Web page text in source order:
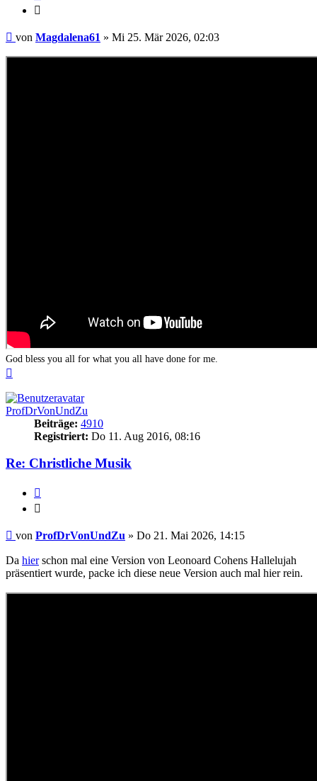
Beitrag
von Magdalena61 » Mi 25. Mär 2026, 02:03
God bless you all for what you all have done for me.
ProfDrVonUndZu
Beiträge: 4910
Registriert: Do 11. Aug 2016, 08:16
Re: Christliche Musik
Beitrag
von ProfDrVonUndZu » Do 21. Mai 2026, 14:15
Da hierschon mal eine Version von Leonoard Cohens Hallelujah
präsentiert wurde, packe ich diese neue Version auch mal hier rein.